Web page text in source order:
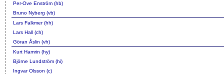
Per-Ove Enström (hb)
Bruno Nyberg (vb)
Lars Falkmer (hh)
Lars Hall (ch)
Göran Åslin (vh)
Kurt Hamrin (hy)
Björne Lundström (hi)
Ingvar Olsson (c)